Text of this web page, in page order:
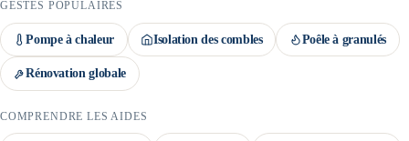
GESTES POPULAIRES
Pompe à chaleur Isolation des combles Poêle à granulés
Rénovation globale
COMPRENDRE LES AIDES